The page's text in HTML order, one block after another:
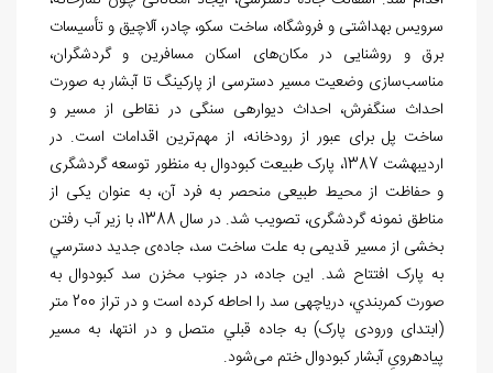
سرويس بهداشتى و فروشگاه، ساخت سكو، چادر، آلاچيق و تأسيسات
برق و روشنايى در مکان‌های اسکان مسافرین و گردشگران،
مناسب‌سازی وضعیت مسير دسترسى از پارکینگ تا آبشار به صورت
احداث سنگفرش، احداث ديواره‏ی سنگى در نقاطی از مسیر و
ساخت پل برای عبور از رودخانه، از مهم‌ترین اقدامات است. در
اردیبهشت 1387، پارک طبیعت کبودوال به منظور توسعه گردشگری
و حفاظت از محیط طبیعی منحصر به فرد آن، به عنوان یکی از
مناطق نمونه گردشگری، تصویب شد. در سال 1388، با زیر آب رفتن
بخشی از مسیر قدیمی به علت ساخت سد، جاده‌ی جدید دسترسي
به پارک افتتاح شد. اين جاده، در جنوب مخزن سد کبودوال به
صورت کمربندي، دریاچه‏ی سد را احاطه کرده است و در تراز 200 متر
(ابتدای ورودی پارک) به جاده قبلي متصل و در انتها، به مسیر
پیاده‏رویِ آبشار کبودوال ختم می‏‌شود.